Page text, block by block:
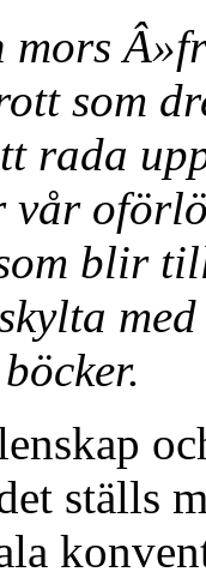
mors
som
rada
vår
blir